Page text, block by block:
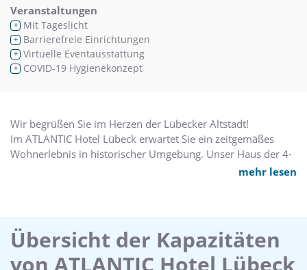
Veranstaltungen
+ Mit Tageslicht
+ Barrierefreie Einrichtungen
+ Virtuelle Eventausstattung
+ COVID-19 Hygienekonzept
Wir begrüßen Sie im Herzen der Lübecker Altstadt!
Im ATLANTIC Hotel Lübeck erwartet Sie ein zeitgemäßes
Wohnerlebnis in historischer Umgebung. Unser Haus der 4-
Sterne-Kategorie bietet erstklassigen Komfort, modernes
Verfügung. Die Sehenswürdigkeiten der historischen Altstadt
entdecken
Sie in wenigen Gehminuten.
mehr lesen
Übersicht der Kapazitäten
von ATLANTIC Hotel Lübeck